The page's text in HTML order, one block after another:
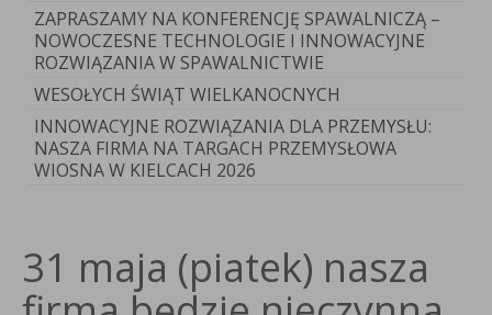
ZAPRASZAMY NA KONFERENCJĘ SPAWALNICZĄ –
NOWOCZESNE TECHNOLOGIE I INNOWACYJNE
ROZWIĄZANIA W SPAWALNICTWIE
WESOŁYCH ŚWIĄT WIELKANOCNYCH
INNOWACYJNE ROZWIĄZANIA DLA PRZEMYSŁU:
NASZA FIRMA NA TARGACH PRZEMYSŁOWA
WIOSNA W KIELCACH 2026
31 maja (piatek) nasza